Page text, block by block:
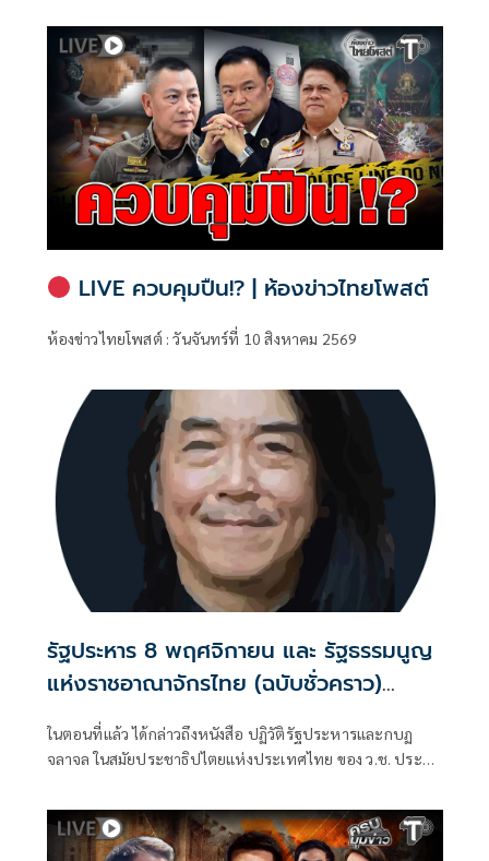
LIVE ควบคุมปืน!? | ห้องข่าวไทยโพสต์
ห้องข่าวไทยโพสต์ : วันจันทร์ที่ 10 สิงหาคม 2569
รัฐประหาร 8 พฤศจิกายน และ รัฐธรรมนูญ
แห่งราชอาณาจักรไทย (ฉบับชั่วคราว)
พุทธศักราช 2490 (ตอนที่ 18): พระราช
หัตถเลขาในหลวงรัชกาลที่ 9 สนับสนุน
ในตอนที่แล้ว ได้กล่าวถึงหนังสือ ปฏิวัติรัฐประหารและกบฏ
จลาจล ในสมัยประชาธิปไตยแห่งประเทศไทย ของ ว.ช. ประสัง